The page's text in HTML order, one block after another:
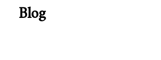
Blog